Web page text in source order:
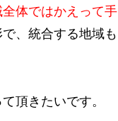
体ではかえって手
、統合する地域も
頂きたいです。